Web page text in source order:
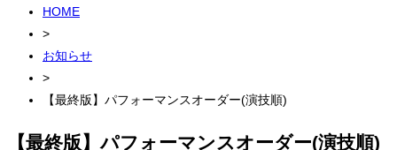
HOME
>
お知らせ
>
【最終版】パフォーマンスオーダー(演技順)
【最終版】パフォーマンスオーダー(演技順)